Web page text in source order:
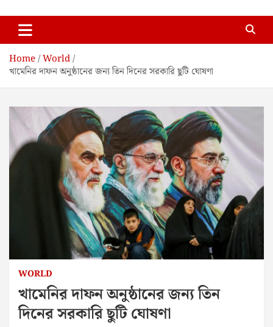
to
content
Enews Bangla
Home World
খামেনির দাফন অনুষ্ঠানের জন্য তিন দিনের সরকারি ছুটি ঘোষণা
WORLD
খামেনির দাফন অনুষ্ঠানের জন্য তিন
দিনের সরকারি ছুটি ঘোষণা